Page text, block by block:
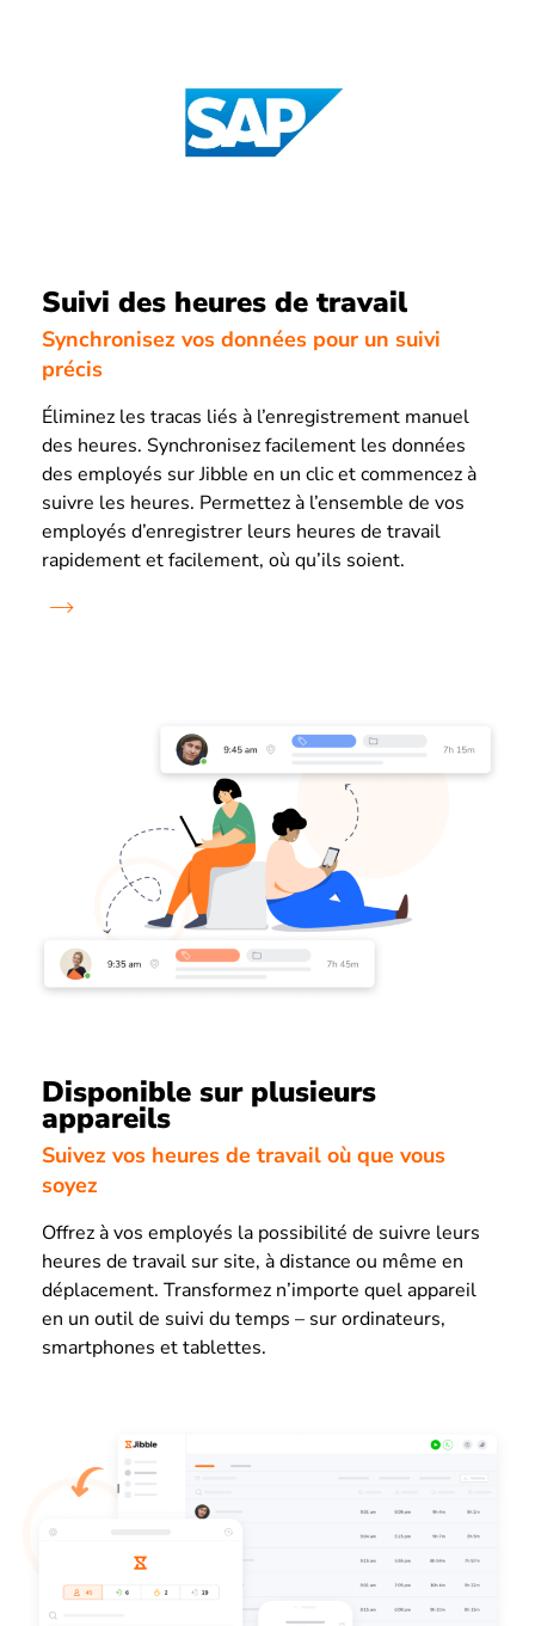
Suivi des heures de travail
Synchronisez vos données pour un suivi
précis
Éliminez les tracas liés à l’enregistrement manuel
des heures. Synchronisez facilement les données
des employés sur Jibble en un clic et commencez à
suivre les heures. Permettez à l’ensemble de vos
employés d’enregistrer leurs heures de travail
rapidement et facilement, où qu’ils soient.
Disponible sur plusieurs
appareils
Suivez vos heures de travail où que vous
soyez
Offrez à vos employés la possibilité de suivre leurs
heures de travail sur site, à distance ou même en
déplacement. Transformez n’importe quel appareil
en un outil de suivi du temps – sur ordinateurs,
smartphones et tablettes.